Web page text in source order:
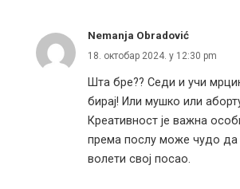
Nemanja Obradović
18. октобар 2024. у 12:30 pm
Шта бре?? Седи и учи
бирај! Или мушко или
Креативност је важна
према послу може чудо да
волети свој посао.